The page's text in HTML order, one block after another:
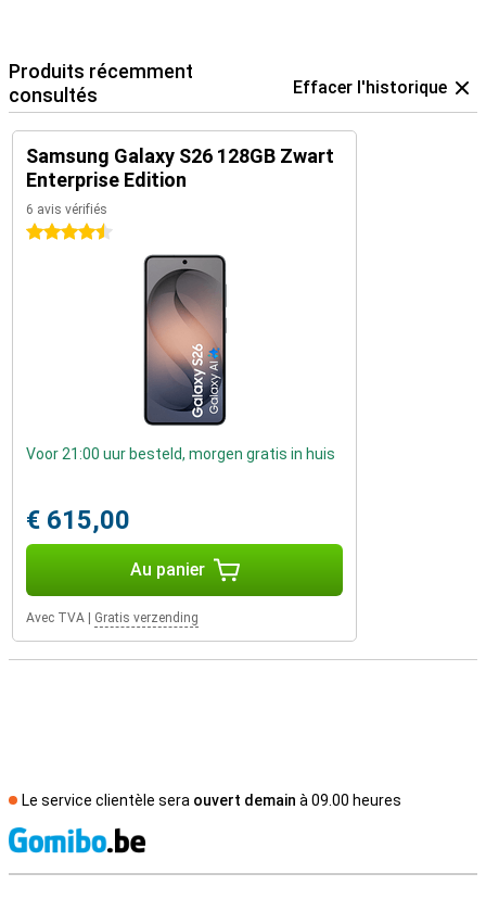
Produits récemment
consultés
Effacer l'historique
Samsung Galaxy S26 128GB Zwart
Enterprise Edition
6 avis vérifiés
4.5 étoiles
Voor 21:00 uur besteld, morgen gratis in huis
€ 615,00
Au panier
Avec TVA Gratis verzending
Le service clientèle sera ouvert demain à 09.00 heures